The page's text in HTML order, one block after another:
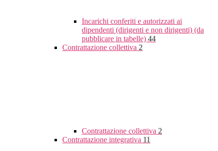
Incarichi conferiti e autorizzati ai
dipendenti (dirigenti e non dirigenti) (da
pubblicare in tabelle) 44
Contrattazione collettiva 2
Contrattazione collettiva 2
Contrattazione integrativa 11